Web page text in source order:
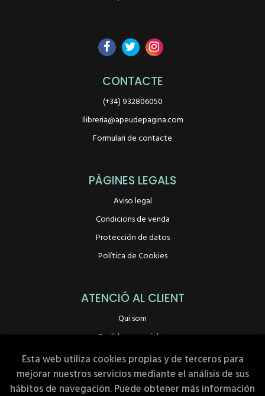
CONTACTE
(+34) 932806050
llibreria@apeudepagina.com
Formulari de contacte
PÀGINES LEGALS
Aviso legal
Condicions de venda
Protección de datos
Política de Cookies
ATENCIÓ AL CLIENT
Qui som
Pedidos especiales
Esta web utiliza cookies propias y de terceros para
mejorar nuestros servicios mediante el análisis de sus
hábitos de navegación. Puede obtener más información